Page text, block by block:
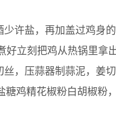
许盐，再加盖过鸡身的
立刻把鸡从热锅里拿
，压蒜器制蒜泥，姜
鸡精花椒粉白胡椒粉